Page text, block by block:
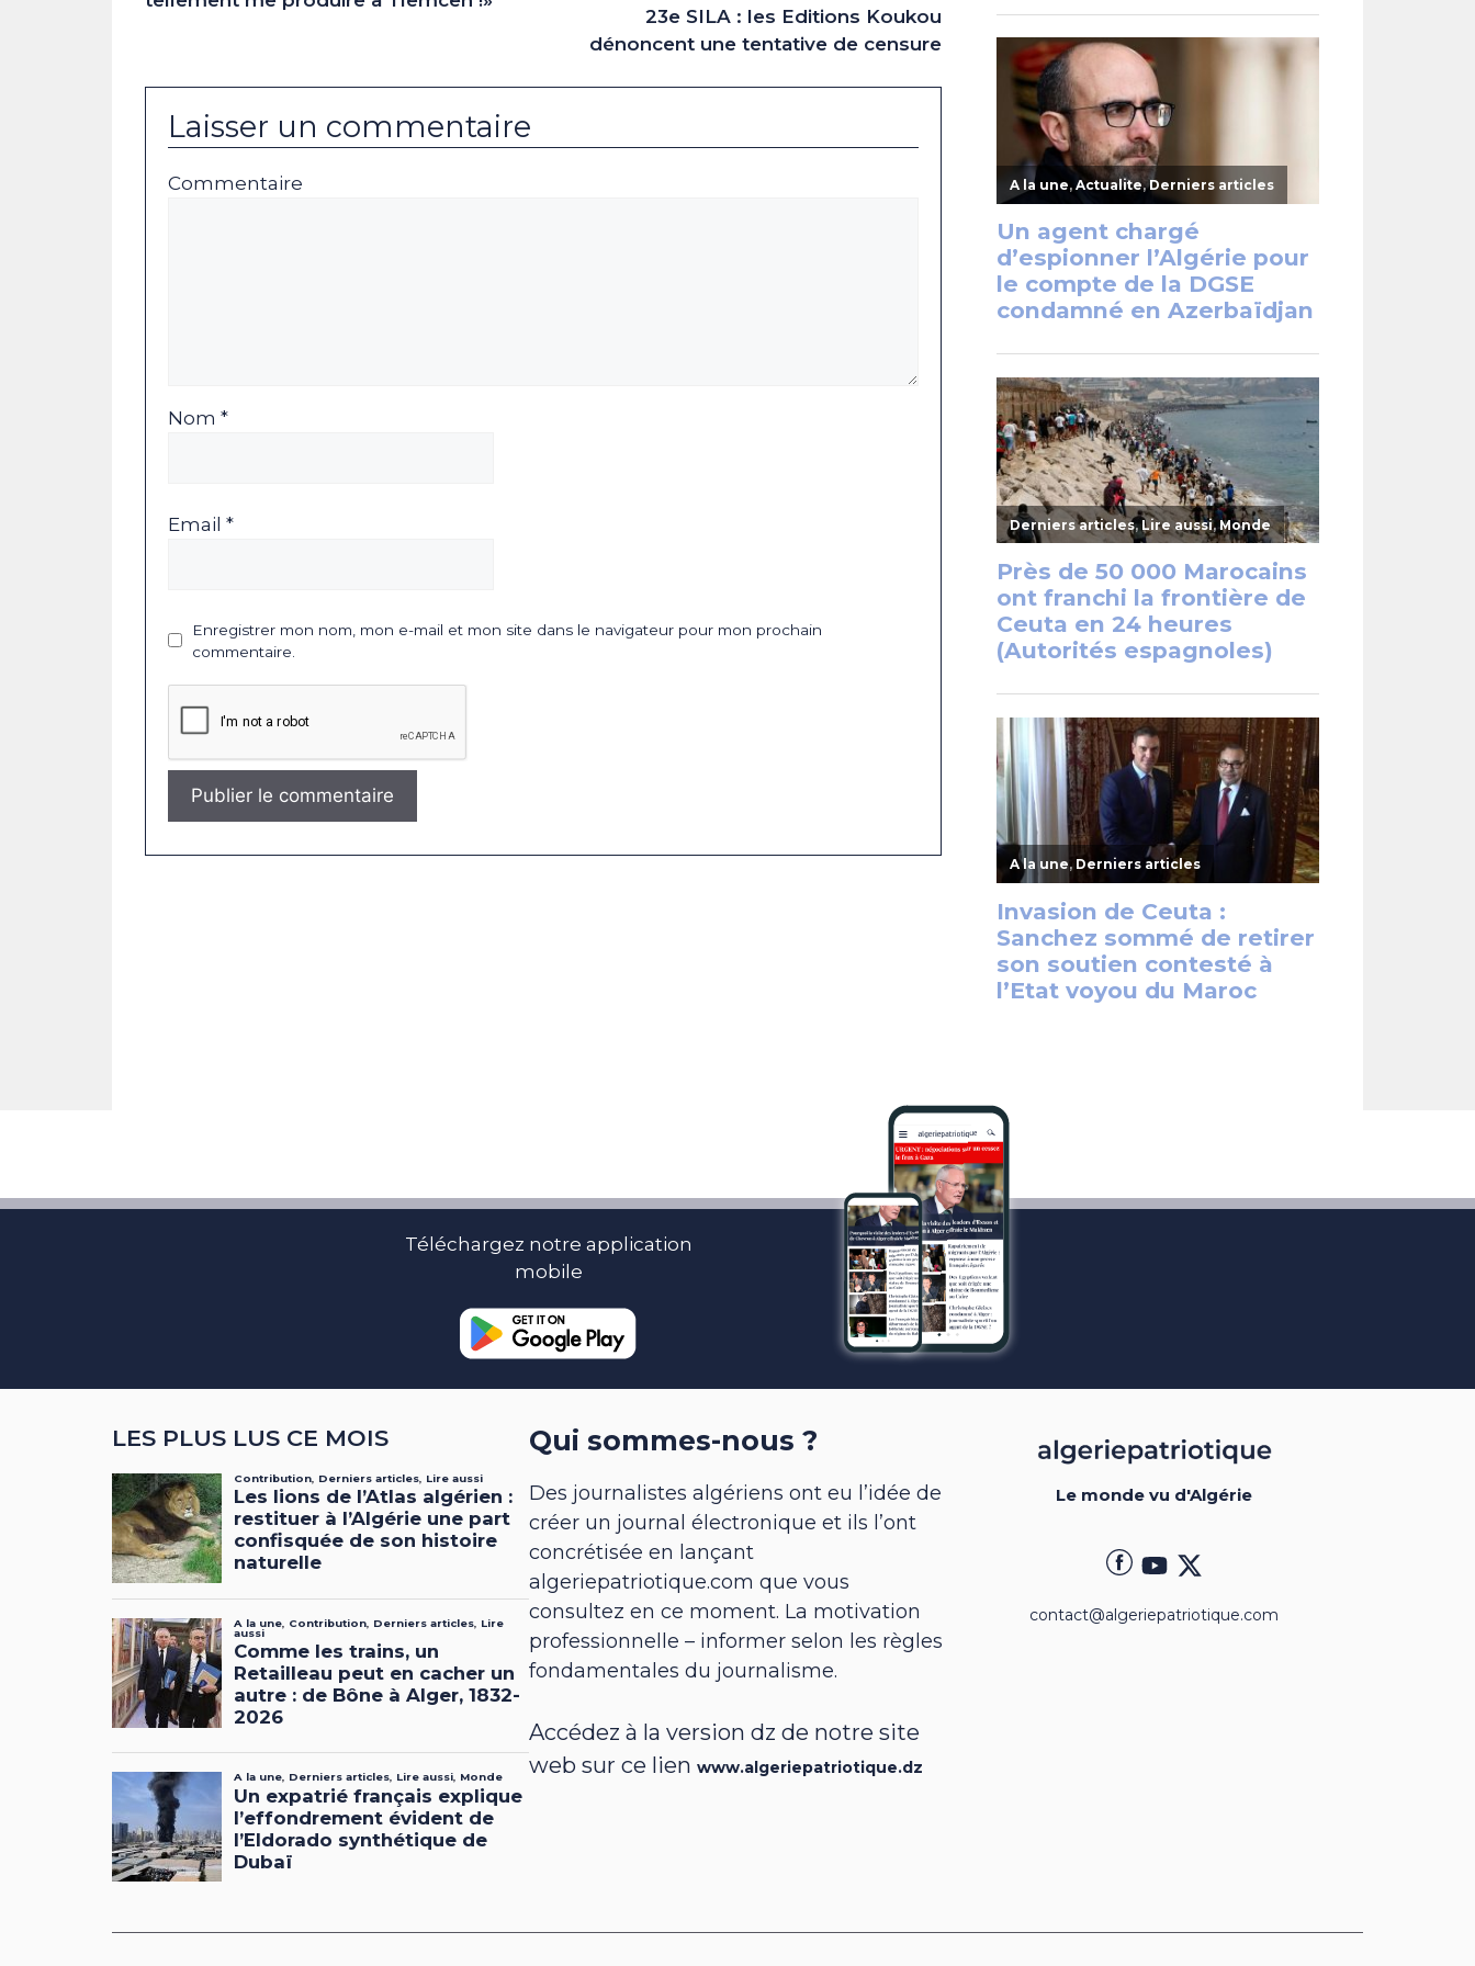
23e SILA : les Editions Koukou
dénoncent une tentative de censure
Laisser un commentaire
Commentaire
Nom *
Email *
Enregistrer mon nom, mon e-mail et mon site dans le navigateur pour mon prochain
commentaire.
Téléchargez notre application
mobile
LES PLUS LUS CE MOIS Qui sommes-nous ?
Des journalistes algériens ont eu l’idée de
créer un journal électronique et ils l’ont
concrétisée en lançant
algeriepatriotique.com que vous
consultez en ce moment. La motivation
professionnelle – informer selon les règles
fondamentales du journalisme.
Accédez à la version dz de notre site
web sur ce lienwww.algeriepatriotique.dz
Le monde vu d'Algérie
contact@algeriepatriotique.com